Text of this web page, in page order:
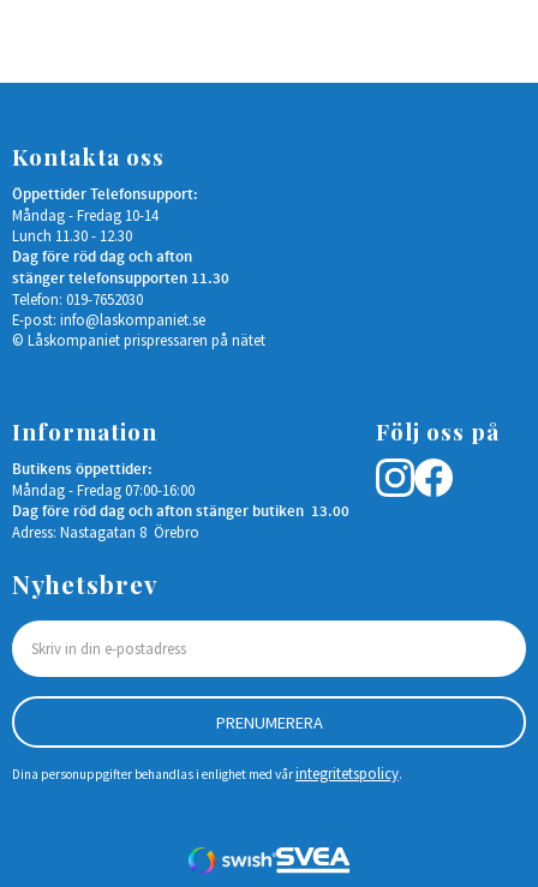
Kontakta oss
Öppettider Telefonsupport:
Måndag - Fredag 10-14
Lunch 11.30 - 12.30
Dag före röd dag och afton
stänger telefonsupporten 11.30
Telefon: 019-7652030
E-post: info@laskompaniet.se
© Låskompaniet prispressaren på nätet
Information
Butikens öppettider:
Måndag - Fredag 07:00-16:00
Dag före röd dag och afton stänger butiken 13.00
Adress: Nastagatan 8 Örebro
Följ oss på
Nyhetsbrev
PRENUMERERA
Dina personuppgifter behandlas i enlighet med vårintegritetspolicy.